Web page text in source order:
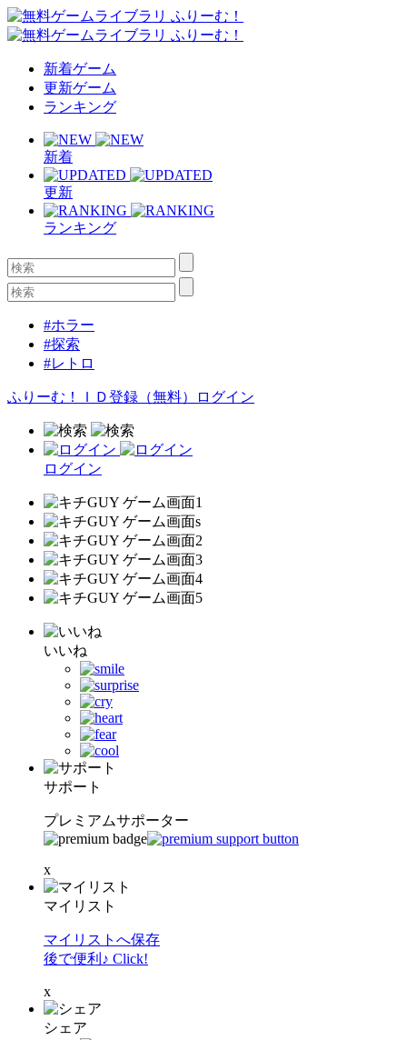
新着ゲーム
更新ゲーム
ランキング
新着
更新
ランキング
#ホラー
#探索
#レトロ
ふりーむ！ＩＤ登録（無料） ログイン
ログイン
いいね
サポート
プレミアムサポーター
x
マイリスト
マイリストへ保存
後で便利♪ Click!
x
シェア